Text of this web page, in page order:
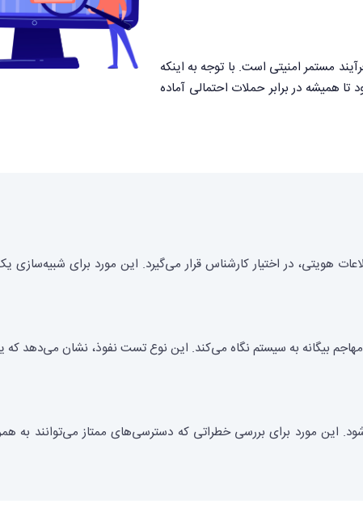
مستمر امنیتی است. با توجه به اینکه
همیشه در برابر حملات احتمالی آماده
هویتی، در اختیار کارشناس قرار می‌گیرد. این مورد برای شبیه‌سازی
مهاجم بیگانه به سیستم نگاه می‌کند. این نوع تست نفوذ، نشان می‌دهد
این مورد برای بررسی خطراتی که دسترسی‌های ممتاز می‌توانند به